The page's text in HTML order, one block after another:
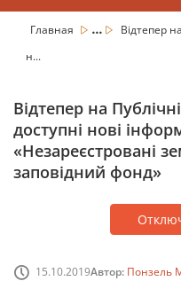
Главная ...
Відтепер
н...
Відтепер на
доступні нові
«Незареєстровані
заповідний фонд»
15.10.2019Автор: Понзель